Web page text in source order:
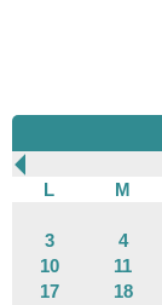
L
M
3
4
10
11
17
18